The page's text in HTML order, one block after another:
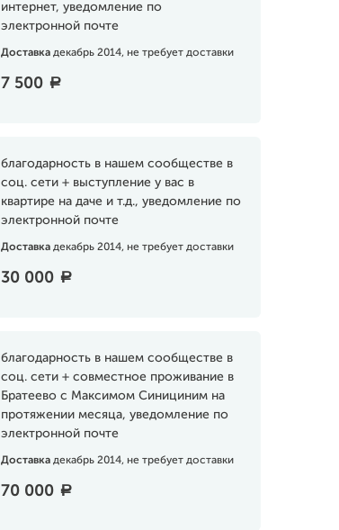
интернет, уведомление по
электронной почте
Доставка декабрь 2014, не требует доставки
7 500 a
благодарность в нашем сообществе в
соц. сети + выступление у вас в
квартире на даче и т.д., уведомление по
электронной почте
Доставка декабрь 2014, не требует доставки
30 000 a
благодарность в нашем сообществе в
соц. сети + совместное проживание в
Братеево с Максимом Синициним на
протяжении месяца, уведомление по
электронной почте
Доставка декабрь 2014, не требует доставки
70 000 a